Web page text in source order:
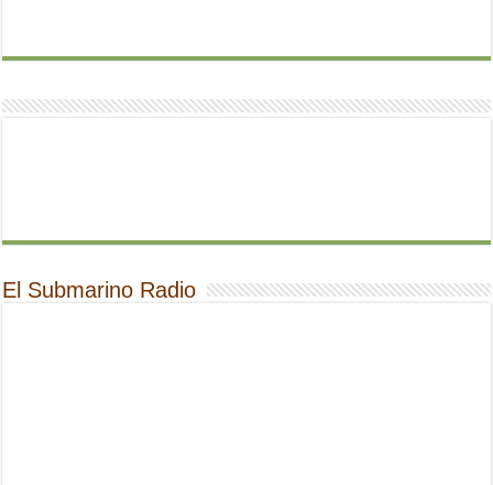
El Submarino Radio